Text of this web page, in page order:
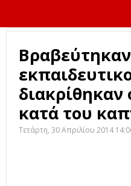
διακρίθηκαν
κατά του
Τετάρτη, 30 Απριλίου 2014